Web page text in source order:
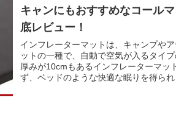
キャンにもおすすめなコール
底レビュー！
インフレーターマットは、キャンプや
ットの一種で、自動で空気が入るタイ
厚みが10cmもあるインフレーターマッ
ず、ベッドのような快適な眠りを得られ